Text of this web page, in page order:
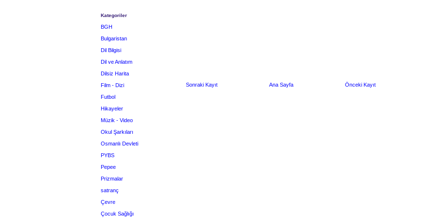
Sonraki Kayıt Önceki Kayıt
Ana Sayfa
Kategoriler
BGH
Bulgaristan
Dil Bilgisi
Dil ve Anlatım
Dilsiz Harita
Film - Dizi
Futbol
Hikayeler
Müzik - Video
Okul Şarkıları
Osmanlı Devleti
PYBS
Pepee
Prizmalar
satranç
Çevre
Çocuk Sağlığı